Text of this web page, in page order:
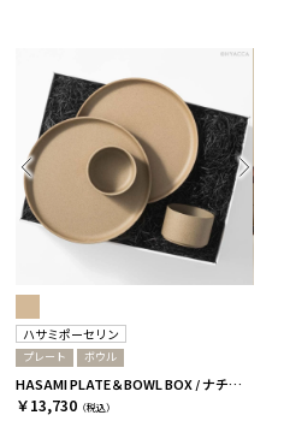
ハサミポーセリン
プレート ボウル
HASAMI PLATE＆BOWL BOX / ナチュラル［ハサミポーセリン］
￥13,730 （税込）